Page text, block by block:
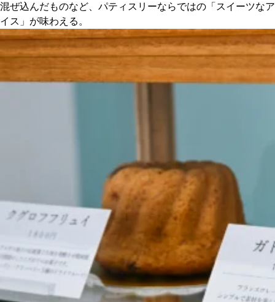
混ぜ込んだものなど、パティスリーならではの「スイーツなア
イス」が味わえる。